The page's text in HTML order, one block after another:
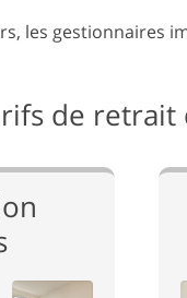
les
de retrait